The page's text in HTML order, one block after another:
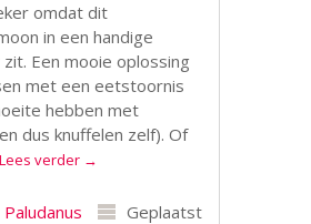
omdat dit
in een handige
Een mooie oplossing
met een eetstoornis
hebben met
dus knuffelen zelf). Of
Lees verder →
Paludanus
Geplaatst